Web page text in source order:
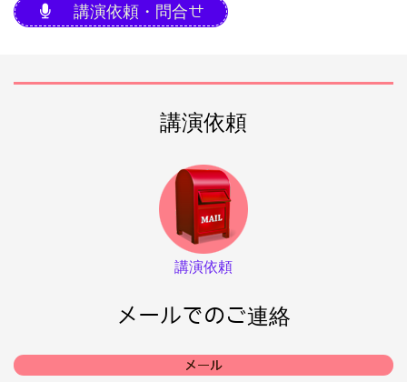
講演依頼・問合せ
講演依頼
講演依頼
メールでのご連絡
メール